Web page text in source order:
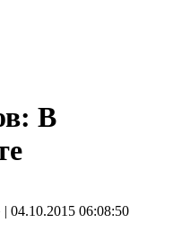
В
06:08:50